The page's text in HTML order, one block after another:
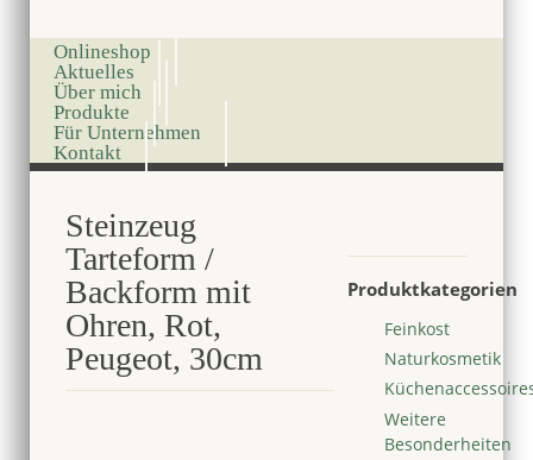
Onlineshop
Aktuelles
Über mich
Produkte
Für Unternehmen
Kontakt
Steinzeug
Tarteform /
Backform mit
Ohren, Rot,
Peugeot, 30cm
Produktkategorien
Feinkost
Naturkosmetik
Weitere
Besonderheiten